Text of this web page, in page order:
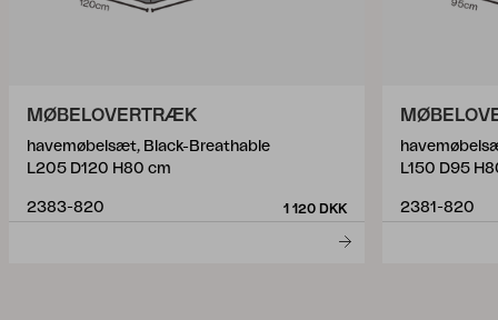
MØBELOVERTRÆK
havemøbelsæt, Black-Breathable
L205 D120 H80 cm
2383-820 1 120 DKK
L150 D95
2381-820